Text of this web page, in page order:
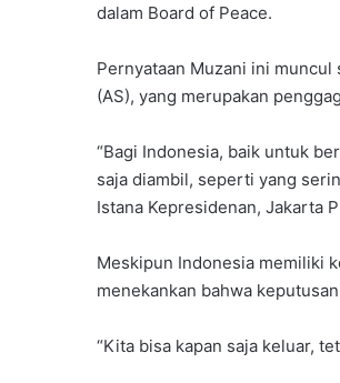
dalam Board of Peace.
Pernyataan Muzani ini
(AS), yang merupakan
“Bagi Indonesia, baik untuk
saja diambil, seperti yang
Istana Kepresidenan, Jakarta
Meskipun Indonesia memiliki
menekankan bahwa
“Kita bisa kapan saja keluar,